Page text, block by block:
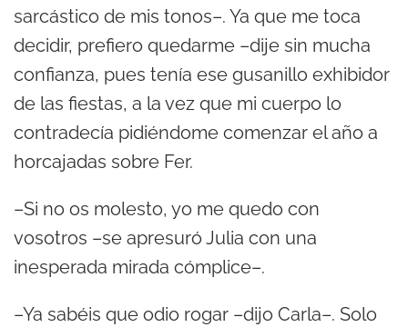
sarcástico de mis tonos–. Ya que me toca
decidir, prefiero quedarme –dije sin mucha
confianza, pues tenía ese gusanillo exhibidor
de las fiestas, a la vez que mi cuerpo lo
contradecía pidiéndome comenzar el año a
horcajadas sobre Fer.
–Si no os molesto, yo me quedo con
vosotros –se apresuró Julia con una
inesperada mirada cómplice–.
–Ya sabéis que odio rogar –dijo Carla–. Solo